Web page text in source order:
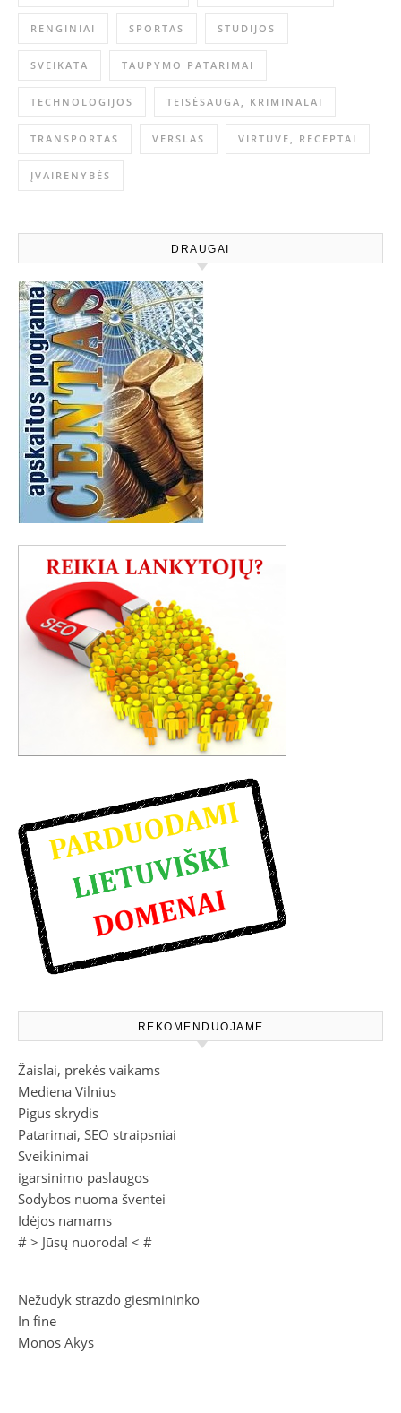
RENGINIAI SPORTAS STUDIJOS
SVEIKATA TAUPYMO PATARIMAI
TECHNOLOGIJOS TEISĖSAUGA, KRIMINALAI
TRANSPORTAS VERSLAS VIRTUVĖ, RECEPTAI
ĮVAIRENYBĖS
DRAUGAI
REKOMENDUOJAME
Žaislai, prekės vaikams
Mediena Vilnius
Pigus skrydis
Patarimai, SEO straipsniai
Sveikinimai
igarsinimo paslaugos
Sodybos nuoma šventei
Idėjos namams
# > Jūsų nuoroda! < #
Nežudyk strazdo giesmininko
In fine
Monos Akys